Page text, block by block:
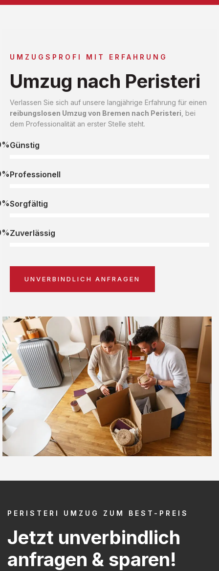
UMZUGSPROFI MIT ERFAHRUNG
Umzug nach Peristeri
Verlassen Sie sich auf unsere langjährige Erfahrung für einen
reibungslosen Umzug von Bremen nach Peristeri , bei
dem Professionalität an erster Stelle steht.
Günstig
Professionell
Sorgfältig
Zuverlässig
UNVERBINDLICH ANFRAGEN
PERISTERI UMZUG ZUM BEST-PREIS
Jetzt unverbindlich
anfragen & sparen!